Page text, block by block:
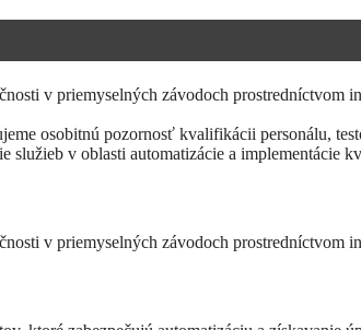
v priemyselných závodoch prostredníctvom
osobitnú pozornosť kvalifikácii personálu,
služieb v oblasti automatizácie a implementácie
v priemyselných závodoch prostredníctvom